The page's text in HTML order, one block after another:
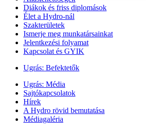
Diákok és friss diplomások
Élet a Hydro-nál
Szakterületek
Ismerje meg munkatársainkat
Jelentkezési folyamat
Kapcsolat és GYIK
Ugrás: Befektetők
Ugrás: Média
Sajtókapcsolatok
Hírek
A Hydro rövid bemutatása
Médiagaléria